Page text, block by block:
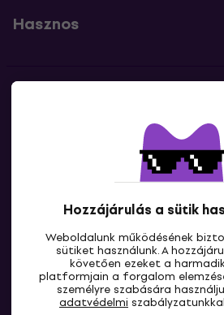
Hozzájárulás a sütik
Weboldalunk működésének
sütiket használunk. A
követően ezeket a
platformjain a forgalom
személyre szabására
adatvédelmi
Hasznos
Lépj kapcsolatba
HU